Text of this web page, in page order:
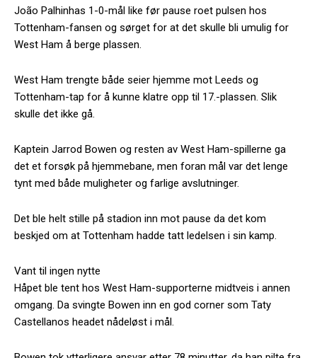
João Palhinhas 1-0-mål like før pause roet pulsen hos
Tottenham-fansen og sørget for at det skulle bli umulig for
West Ham å berge plassen.
West Ham trengte både seier hjemme mot Leeds og
Tottenham-tap for å kunne klatre opp til 17.-plassen. Slik
skulle det ikke gå.
Kaptein Jarrod Bowen og resten av West Ham-spillerne ga
det et forsøk på hjemmebane, men foran mål var det lenge
tynt med både muligheter og farlige avslutninger.
Det ble helt stille på stadion inn mot pause da det kom
beskjed om at Tottenham hadde tatt ledelsen i sin kamp.
Vant til ingen nytte
Håpet ble tent hos West Ham-supporterne midtveis i annen
omgang. Da svingte Bowen inn en god corner som Taty
Castellanos headet nådeløst i mål.